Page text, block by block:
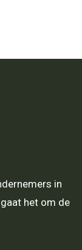
in
het om de